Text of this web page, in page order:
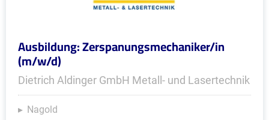
Ausbildung: Zerspanungsmechaniker/in
(m/w/d)
Dietrich Aldinger GmbH Metall- und Lasertechnik
Nagold